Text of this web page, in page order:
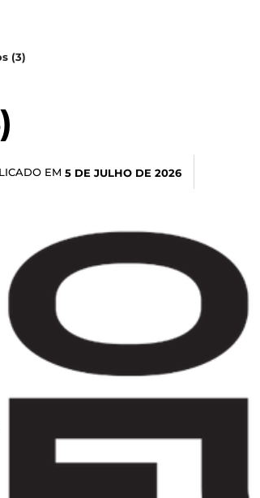
(3)
EM 5 DE JULHO DE 2026